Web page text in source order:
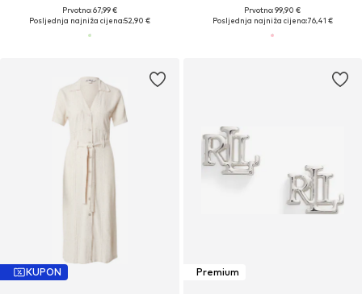
Prvotno: 67,99 €
Posljednja najniža cijena:52,90 €
Prvotno: 99,90 €
Posljednja najniža cijena:76,41 €
KUPON Premium